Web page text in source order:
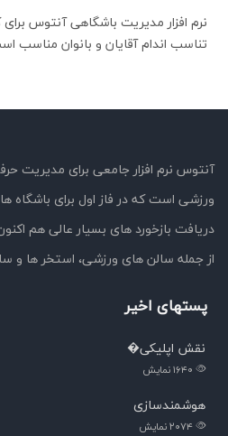
نرم افزار مدیریت باشگاهی آنتوس
تناسب اندام آقایان و بانوان مناسب
آنتوس نرم افزار جامعی برای مدیریت
ورزشی است که در فاز اول برای باشگاه
دریافت بازخورد های بسیار عالی هم
از جمله سالن های ورزشی، استخر ها و
پستهای اخیر
نقش اپلیکی�
نمایش
هوشمندسازی
نمایش